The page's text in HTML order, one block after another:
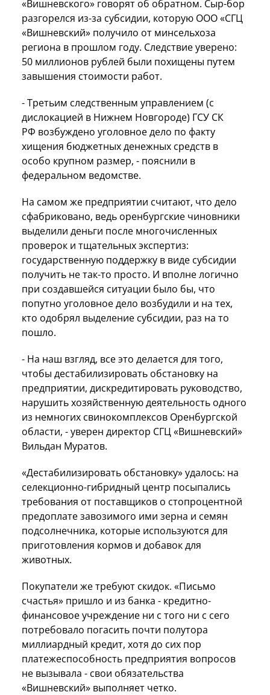
«Вишневского» говорят об обратном. Сыр-бор
разгорелся из-за субсидии, которую ООО «СГЦ
«Вишневский» получило от минсельхоза
региона в прошлом году. Следствие уверено:
50 миллионов рублей были похищены путем
завышения стоимости работ.
- Третьим следственным управлением (с
дислокацией в Нижнем Новгороде) ГСУ СК
РФ возбуждено уголовное дело по факту
хищения бюджетных денежных средств в
особо крупном размер, - пояснили в
федеральном ведомстве.
На самом же предприятии считают, что дело
сфабриковано, ведь оренбургские чиновники
выделили деньги после многочисленных
проверок и тщательных экспертиз:
государственную поддержку в виде субсидии
получить не так-то просто. И вполне логично
при создавшейся ситуации было бы, что
попутно уголовное дело возбудили и на тех,
кто одобрял выделение субсидии, раз на то
пошло.
- На наш взгляд, все это делается для того,
чтобы дестабилизировать обстановку на
предприятии, дискредитировать руководство,
нарушить хозяйственную деятельность одного
из немногих свинокомплексов Оренбургской
области, - уверен директор СГЦ «Вишневский»
Вильдан Муратов.
«Дестабилизировать обстановку» удалось: на
селекционно-гибридный центр посыпались
требования от поставщиков о стопроцентной
предоплате завозимого ими зерна и семян
подсолнечника, которые используются для
приготовления кормов и добавок для
животных.
Покупатели же требуют скидок. «Письмо
счастья» пришло и из банка - кредитно-
финансовое учреждение ни с того ни с сего
потребовало погасить почти полутора
миллиардный кредит, хотя до сих пор
платежеспособность предприятия вопросов
не вызывала - свои обязательства
«Вишневский» выполняет четко.